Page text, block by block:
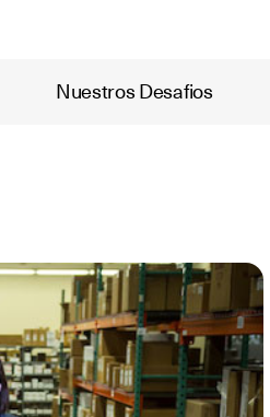
Nuestros Desafios